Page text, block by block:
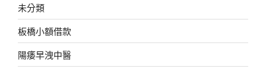
未分類
板橋小額借款
陽痿早洩中醫